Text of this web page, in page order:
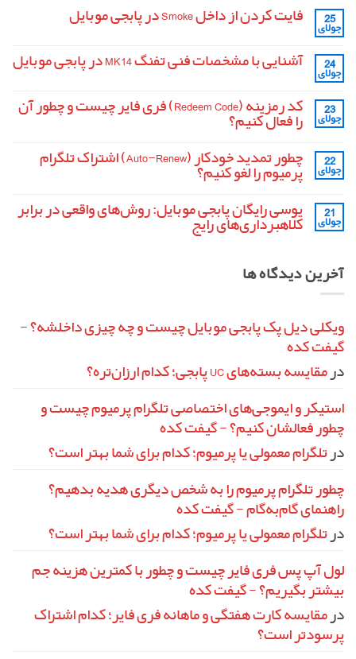
25
جولای
فایت کردن از داخل Smoke در پابجی موبایل
برای
فایت
Smoke
در
پابجی
موبایل
ثبت
نشده 24
جولای
آشنایی با مشخصات فنی تفنگ MK14 در پابجی موبایل
برای
آشنایی
با
مشخصات
تفنگ
MK14
در
پابجی
ثبت
نشده 23
جولای
کد رمزینه (Redeem Code) فری فایر چیست و چطور آن
را فعال کنیم؟
برای
کد
رمزینه
فری
فایر
چیست
را
فعال
ثبت
نشده 22
جولای
چطور تمدید خودکار (Auto-Renew) اشتراک تلگرام
پرمیوم را لغو کنیم؟
برای
چطور
تمدید
اشتراک
تلگرام
کنیم؟
ثبت
نشده 21
جولای
یوسی رایگان پابجی موبایل: روش‌های واقعی در برابر
کلاهبرداری‌های رایج
یوسی
رایگان
واقعی
در
برابر
کلاهبرداری‌های
نشده
آخرین دیدگاه ها
ویکلی دیل پک پابجی موبایل چیست و چه چیزی داخلشه؟ -
گیفت کده
درمقایسه بسته‌های UC پابجی؛ کدام ارزان‌تره؟
استیکر و ایموجی‌های اختصاصی تلگرام پرمیوم چیست و
چطور فعالشان کنیم؟ - گیفت کده
درتلگرام معمولی یا پرمیوم؛ کدام برای شما بهتر است؟
چطور تلگرام پرمیوم را به شخص دیگری هدیه بدهیم؟
راهنمای گام‌به‌گام - گیفت کده
درتلگرام معمولی یا پرمیوم؛ کدام برای شما بهتر است؟
لول آپ پس فری فایر چیست و چطور با کمترین هزینه جم
بیشتر بگیریم؟ - گیفت کده
درمقایسه کارت هفتگی و ماهانه فری فایر؛ کدام اشتراک
پرسودتر است؟